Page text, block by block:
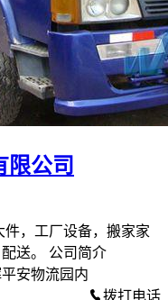
限公司
，工厂设备，搬家家
送。 公司简介
安物流园内
拨打电话